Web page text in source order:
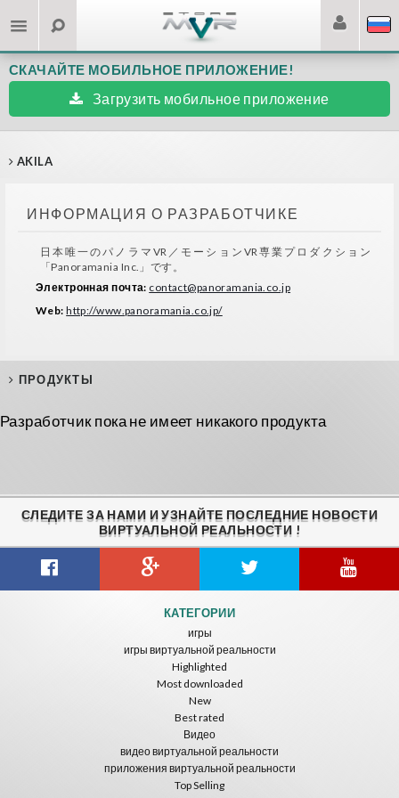
СКАЧАЙТЕ МОБИЛЬНОЕ ПРИЛОЖЕНИЕ!
Загрузить мобильное приложение
AKILA
ИНФОРМАЦИЯ О РАЗРАБОТЧИКЕ
日本唯一のパノラマVR／モーションVR専業プロダクション
「Panoramania Inc.」です。
Электронная почта: contact@panoramania.co.jp
Web:http://www.panoramania.co.jp/
ПРОДУКТЫ
Разработчик пока не имеет никакого продукта
СЛЕДИТЕ ЗА НАМИ И УЗНАЙТЕ ПОСЛЕДНИЕ НОВОСТИ
ВИРТУАЛЬНОЙ РЕАЛЬНОСТИ !
КАТЕГОРИИ
игры
игры виртуальной реальности
Highlighted
Most downloaded
New
Best rated
Видео
видео виртуальной реальности
приложения виртуальной реальности
Top Selling